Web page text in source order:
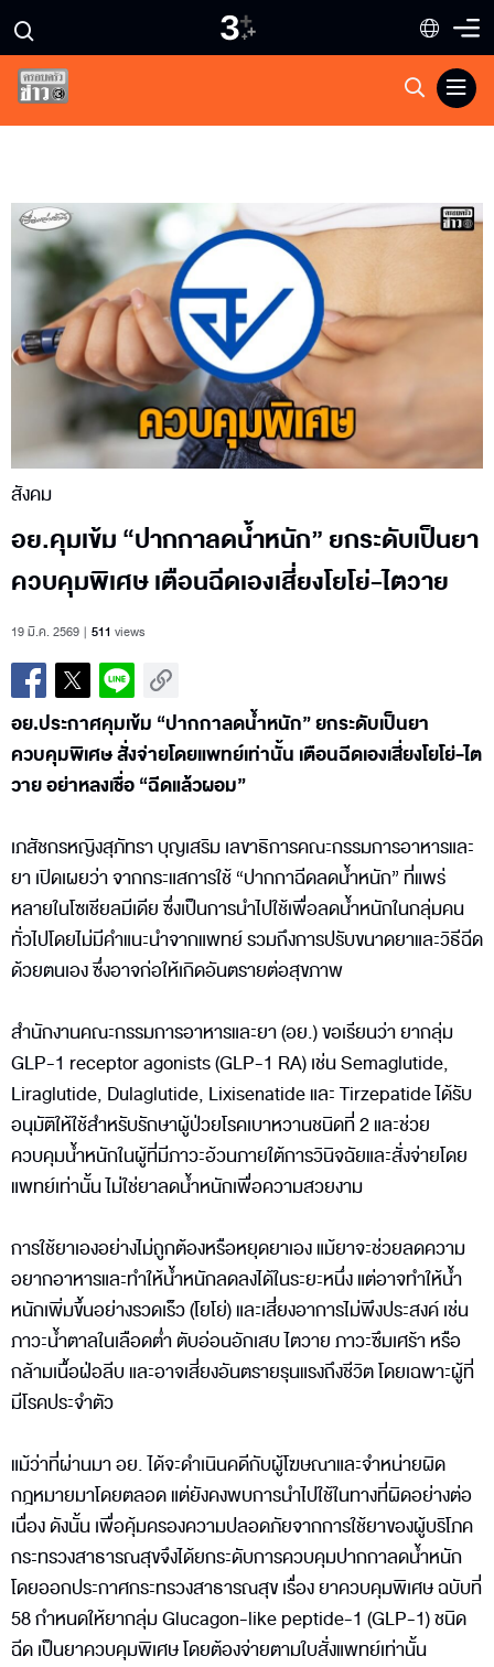
สังคม
อย.คุมเข้ม “ปากกาลดน้ำหนัก” ยกระดับเป็นยา
ควบคุมพิเศษ เตือนฉีดเองเสี่ยงโยโย่-ไตวาย
19 มี.ค. 2569 511 views
อย.ประกาศคุมเข้ม “ปากกาลดน้ำหนัก” ยกระดับเป็นยา
ควบคุมพิเศษ สั่งจ่ายโดยแพทย์เท่านั้น เตือนฉีดเองเสี่ยงโยโย่-ไต
วาย อย่าหลงเชื่อ “ฉีดแล้วผอม”
เภสัชกรหญิงสุภัทรา บุญเสริม เลขาธิการคณะกรรมการอาหารและ
ยา เปิดเผยว่า จากกระแสการใช้ “ปากกาฉีดลดน้ำหนัก” ที่แพร่
หลายในโซเชียลมีเดีย ซึ่งเป็นการนำไปใช้เพื่อลดน้ำหนักในกลุ่มคน
ทั่วไปโดยไม่มีคำแนะนำจากแพทย์ รวมถึงการปรับขนาดยาและวิธีฉีด
ด้วยตนเอง ซึ่งอาจก่อให้เกิดอันตรายต่อสุขภาพ
สำนักงานคณะกรรมการอาหารและยา (อย.) ขอเรียนว่า ยากลุ่ม
GLP-1 receptor agonists (GLP-1 RA) เช่น Semaglutide,
Liraglutide, Dulaglutide, Lixisenatide และ Tirzepatide ได้รับ
อนุมัติให้ใช้สำหรับรักษาผู้ป่วยโรคเบาหวานชนิดที่ 2 และช่วย
ควบคุมน้ำหนักในผู้ที่มีภาวะอ้วนภายใต้การวินิจฉัยและสั่งจ่ายโดย
แพทย์เท่านั้น ไม่ใช่ยาลดน้ำหนักเพื่อความสวยงาม
การใช้ยาเองอย่างไม่ถูกต้องหรือหยุดยาเอง แม้ยาจะช่วยลดความ
อยากอาหารและทำให้น้ำหนักลดลงได้ในระยะหนึ่ง แต่อาจทำให้น้ำ
หนักเพิ่มขึ้นอย่างรวดเร็ว (โยโย่) และเสี่ยงอาการไม่พึงประสงค์ เช่น
ภาวะน้ำตาลในเลือดต่ำ ตับอ่อนอักเสบ ไตวาย ภาวะซึมเศร้า หรือ
กล้ามเนื้อฝ่อลีบ และอาจเสี่ยงอันตรายรุนแรงถึงชีวิต โดยเฉพาะผู้ที่
มีโรคประจำตัว
แม้ว่าที่ผ่านมา อย. ได้จะดำเนินคดีกับผู้โฆษณาและจำหน่ายผิด
กฎหมายมาโดยตลอด แต่ยังคงพบการนำไปใช้ในทางที่ผิดอย่างต่อ
เนื่อง ดังนั้น เพื่อคุ้มครองความปลอดภัยจากการใช้ยาของผู้บริโภค
กระทรวงสาธารณสุขจึงได้ยกระดับการควบคุมปากกาลดน้ำหนัก
โดยออกประกาศกระทรวงสาธารณสุข เรื่อง ยาควบคุมพิเศษ ฉบับที่
58 กำหนดให้ยากลุ่ม Glucagon-like peptide-1 (GLP-1) ชนิด
ฉีด เป็นยาควบคุมพิเศษ โดยต้องจ่ายตามใบสั่งแพทย์เท่านั้น